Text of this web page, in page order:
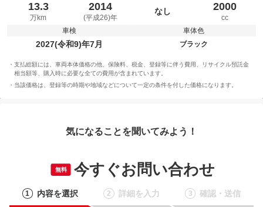
13.3
万km
2014
(平成26)年
なし 2000
cc
車検
2027(令和9)年7月
車体色
ブラック
支払総額には、車両本体価格の他、保険料、税金、登録等に伴う費用、リサイクル預託金
相当額等、購入時に必要な全ての費用が含まれています。
当該価格は、登録等の時期や地域などについて一定の条件を付した価格になります。
気になることを聞いてみよう！
無料 今すぐお問い合わせ
1 内容を選択 2 詳細を入力 3 確認・送信